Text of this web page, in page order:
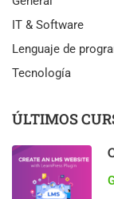
IT & Software
Lenguaje de
Tecnología
ÚLTIMOS